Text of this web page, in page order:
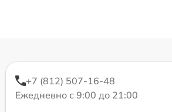
+7 (812) 507-16-48
Ежедневно с 9:00 до 21:00